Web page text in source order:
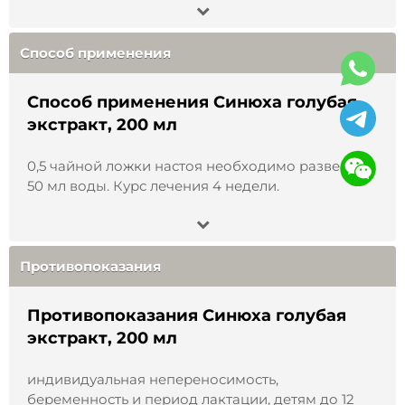
применением проконсультируйтесь со
специалистом.
Способ применения
Способ применения Синюха голубая
экстракт, 200 мл
0,5 чайной ложки настоя необходимо развести в
50 мл воды. Курс лечения 4 недели.
Противопоказания
Противопоказания Синюха голубая
экстракт, 200 мл
индивидуальная непереносимость,
беременность и период лактации, детям до 12